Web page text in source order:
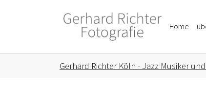
Home
Gerhard Richter Köln - Jazz Musiker